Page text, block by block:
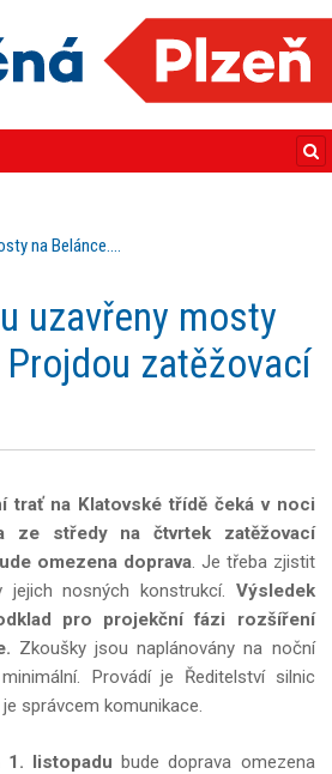
na Belánce.…
uzavřeny mosty
zatěžovací
trať na Klatovské třídě čeká v noci
středy na čtvrtek zatěžovací
omezena doprava. Je třeba zjistit
jejich nosných konstrukcí. Výsledek
pro projekční fázi rozšíření
Zkoušky jsou naplánovány na noční
Provádí je Ředitelství silnic
správcem komunikace.
listopadu bude doprava omezena